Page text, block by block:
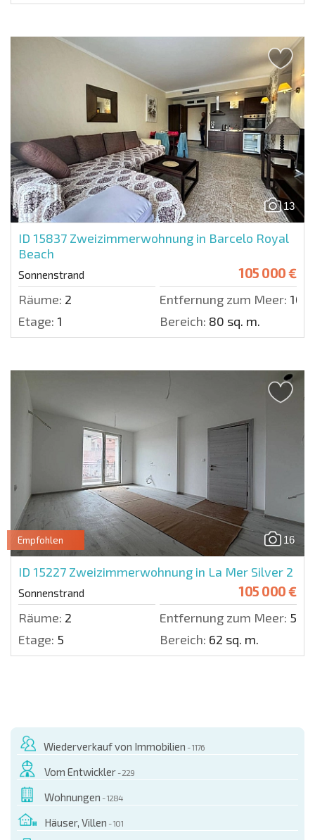
13
ID 15837 Zweizimmerwohnung in Barcelo Royal
Beach
Sonnenstrand 105 000 €
Räume: 2 Entfernung zum Meer: 100
Etage: 1 Bereich: 80 sq. m.
16
Empfohlen
ID 15227 Zweizimmerwohnung in La Mer Silver 2
Sonnenstrand 105 000 €
Räume: 2 Entfernung zum Meer: 500
Etage: 5 Bereich: 62 sq. m.
Wiederverkauf von Immobilien - 1176
Vom Entwickler - 229
Wohnungen - 1284
Häuser, Villen - 101